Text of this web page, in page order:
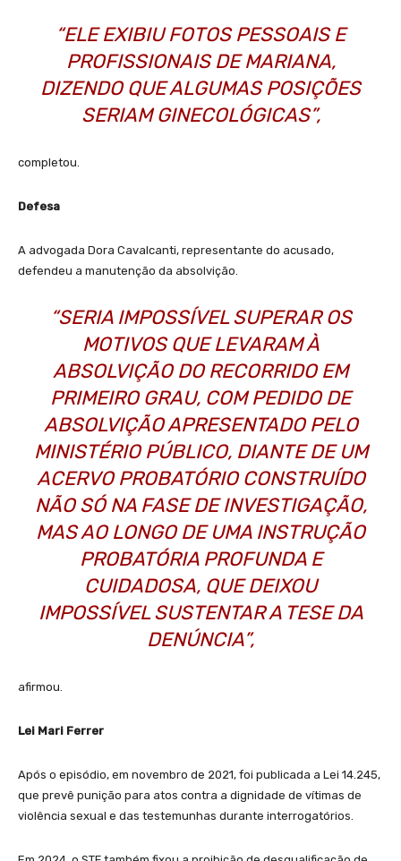
“ELE EXIBIU FOTOS PESSOAIS E
PROFISSIONAIS DE MARIANA,
DIZENDO QUE ALGUMAS POSIÇÕES
SERIAM GINECOLÓGICAS”,
completou.
Defesa
A advogada Dora Cavalcanti, representante do acusado,
defendeu a manutenção da absolvição.
“SERIA IMPOSSÍVEL SUPERAR OS
MOTIVOS QUE LEVARAM À
ABSOLVIÇÃO DO RECORRIDO EM
PRIMEIRO GRAU, COM PEDIDO DE
ABSOLVIÇÃO APRESENTADO PELO
MINISTÉRIO PÚBLICO, DIANTE DE UM
ACERVO PROBATÓRIO CONSTRUÍDO
NÃO SÓ NA FASE DE INVESTIGAÇÃO,
MAS AO LONGO DE UMA INSTRUÇÃO
PROBATÓRIA PROFUNDA E
CUIDADOSA, QUE DEIXOU
IMPOSSÍVEL SUSTENTAR A TESE DA
DENÚNCIA”,
afirmou.
Lei Mari Ferrer
Após o episódio, em novembro de 2021, foi publicada a Lei 14.245,
que prevê punição para atos contra a dignidade de vítimas de
violência sexual e das testemunhas durante interrogatórios.